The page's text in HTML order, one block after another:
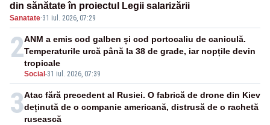
din sănătate în proiectul Legii salarizării
Sanatate·31 iul. 2026, 07:29
2
Social -31 iul. 2026, 07:39
ANM a emis cod galben și cod portocaliu de caniculă.
Temperaturile urcă până la 38 de grade, iar nopțile devin
tropicale
3Atac fără precedent al Rusiei. O fabrică de drone din Kiev
deținută de o companie americană, distrusă de o rachetă
rusească